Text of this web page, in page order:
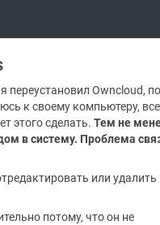
переустановил Owncloud,
к своему компьютеру,
этого сделать. Тем не
в систему. Проблема
или удалить
потому, что он не